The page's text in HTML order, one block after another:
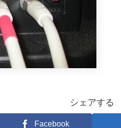
シェアする
Facebook